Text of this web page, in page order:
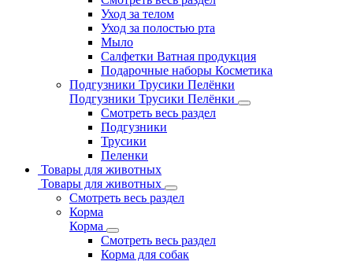
Уход за телом
Уход за полостью рта
Мыло
Салфетки Ватная продукция
Подарочные наборы Косметика
Подгузники Трусики Пелёнки
Подгузники Трусики Пелёнки
Смотреть весь раздел
Подгузники
Трусики
Пеленки
Товары для животных
Товары для животных
Смотреть весь раздел
Корма
Корма
Смотреть весь раздел
Корма для собак